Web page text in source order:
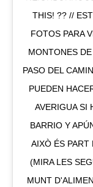
THIS! ?? //
FOTOS PARA
MONTONES
PASO DEL
PUEDEN
AVERIGUA SI
BARRIO Y
AIXÒ ÉS PART
(MIRA LES
MUNT